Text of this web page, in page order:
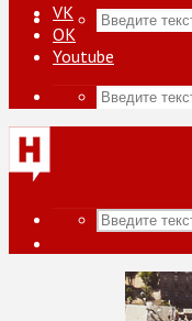
VK
ОК
Youtube